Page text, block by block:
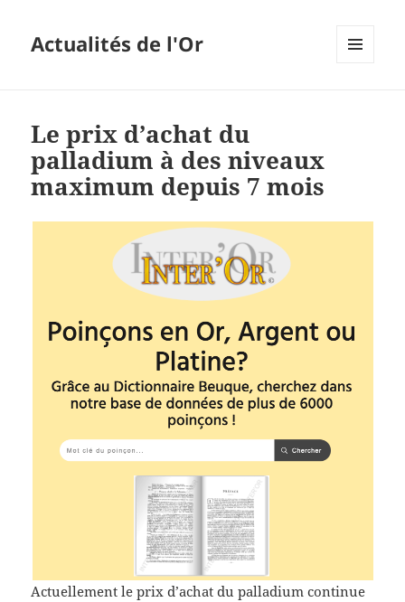
Actualités de l'Or
Le prix d’achat du
palladium à des niveaux
maximum depuis 7 mois
Actuellement le prix d’achat du palladium continue